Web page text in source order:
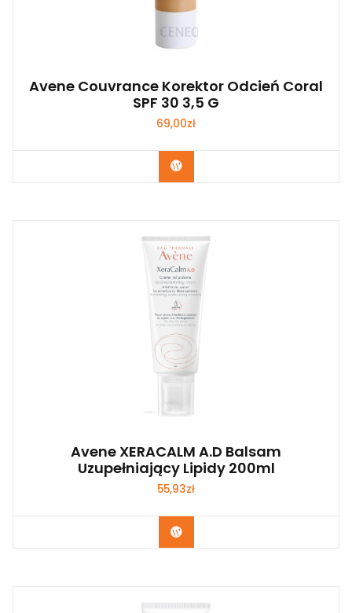
Avene Couvrance Korektor Odcień Coral
SPF 30 3,5 G
69,00zł
Zobacz
Avene XERACALM A.D Balsam
Uzupełniający Lipidy 200ml
55,93zł
Zobacz